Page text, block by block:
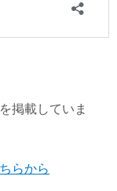
掲載していま
らから